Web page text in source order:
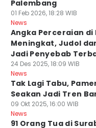
Palembang
01 Feb 2026, 18:28 WIB
News
Angka Perceraian di
Meningkat, Judol
Jadi Penyebab
24 Des 2025, 18:09 WIB
News
Tak Lagi Tabu,
Seakan Jadi Tren
09 Okt 2025, 16:00 WIB
News
91 Orang Tua di